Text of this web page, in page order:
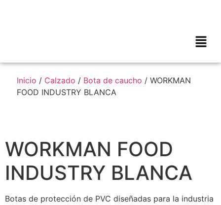
Inicio / Calzado / Bota de caucho / WORKMAN
FOOD INDUSTRY BLANCA
WORKMAN FOOD
INDUSTRY BLANCA
Botas de protección de PVC diseñadas para la industria